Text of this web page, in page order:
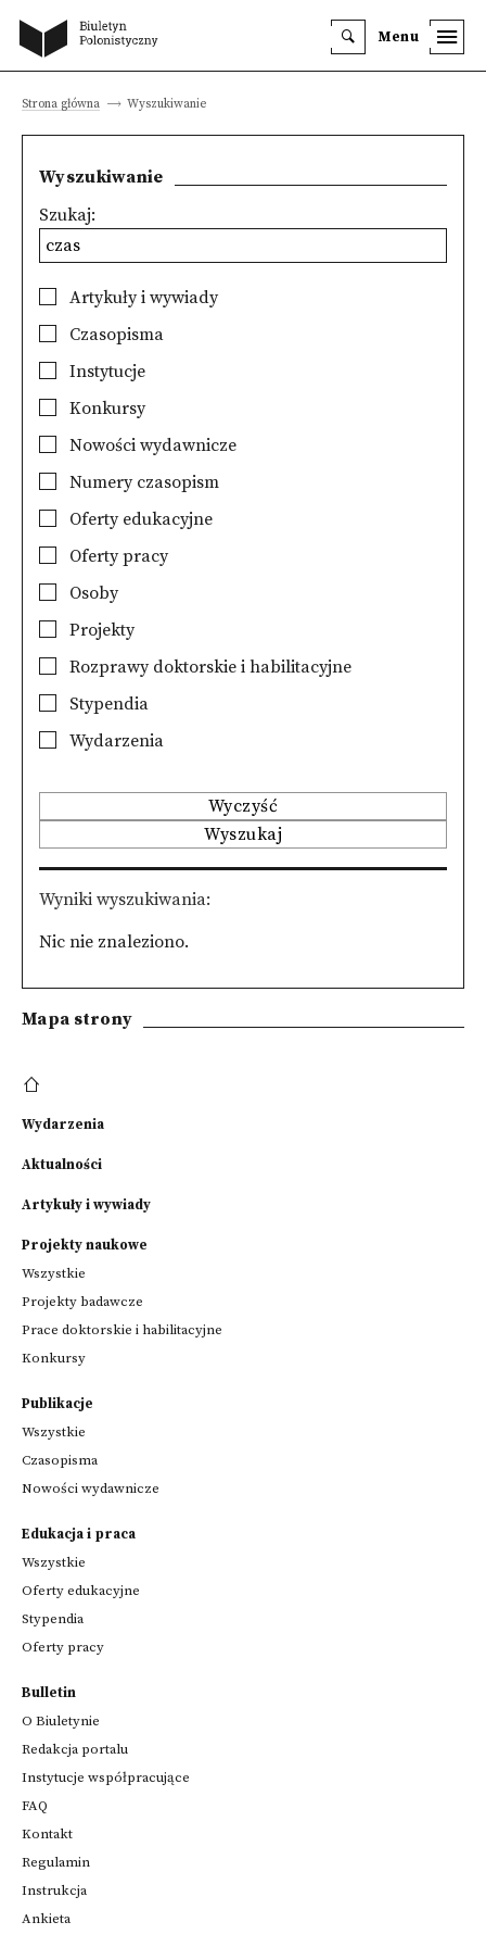
Menu
Strona główna Wyszukiwanie
Wyszukiwanie
Szukaj:
Artykuły i wywiady
Czasopisma
Instytucje
Konkursy
Nowości wydawnicze
Numery czasopism
Oferty edukacyjne
Oferty pracy
Osoby
Projekty
Rozprawy doktorskie i habilitacyjne
Stypendia
Wydarzenia
Wyczyść
Wyszukaj
Wyniki wyszukiwania
Nic nie znaleziono.
Mapa strony
Wydarzenia
Aktualności
Artykuły i wywiady
Projekty naukowe
Wszystkie
Projekty badawcze
Prace doktorskie i habilitacyjne
Konkursy
Publikacje
Wszystkie
Czasopisma
Nowości wydawnicze
Edukacja i praca
Wszystkie
Oferty edukacyjne
Stypendia
Oferty pracy
Bulletin
O Biuletynie
Redakcja portalu
Instytucje współpracujące
FAQ
Kontakt
Regulamin
Instrukcja
Ankieta